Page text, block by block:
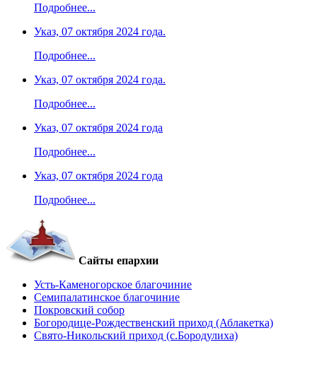
Подробнее...
Указ, 07 октября 2024 года.
Подробнее...
Указ, 07 октября 2024 года.
Подробнее...
Указ, 07 октября 2024 года
Подробнее...
Указ, 07 октября 2024 года
Подробнее...
Сайты епархии
Усть-Каменогорское благочиние
Семипалатинское благочиние
Покровский собор
Богородице-Рождественский приход (Аблакетка)
Свято-Никольский приход (с.Бородулиха)